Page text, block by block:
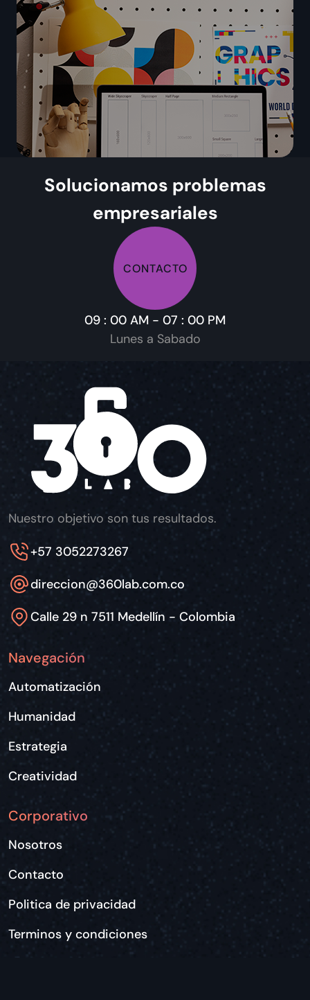
Solucionamos problemas
empresariales
CONTACTO
09 : 00 AM - 07 : 00 PM
Lunes a Sabado
Nuestro objetivo son tus resultados.
+57 3052273267
direccion@360lab.com.co
Calle 29 n 7511 Medellín - Colombia
Navegación
Automatización
Humanidad
Estrategia
Creatividad
Corporativo
Nosotros
Contacto
Politica de privacidad
Terminos y condiciones